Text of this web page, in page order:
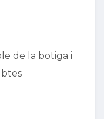
de la botiga i